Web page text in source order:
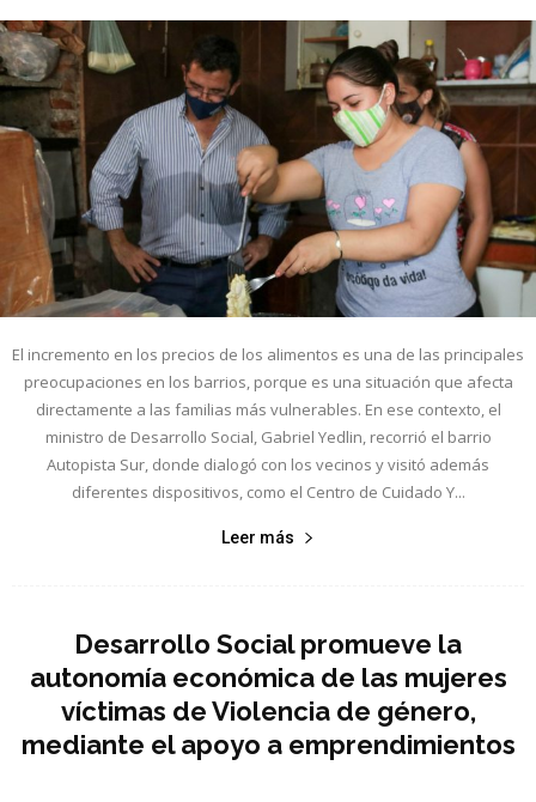
El incremento en los precios de los alimentos es una de las principales
preocupaciones en los barrios, porque es una situación que afecta
directamente a las familias más vulnerables. En ese contexto, el
ministro de Desarrollo Social, Gabriel Yedlin, recorrió el barrio
Autopista Sur, donde dialogó con los vecinos y visitó además
diferentes dispositivos, como el Centro de Cuidado Y...
Leer más
Desarrollo Social promueve la
autonomía económica de las mujeres
víctimas de Violencia de género,
mediante el apoyo a emprendimientos